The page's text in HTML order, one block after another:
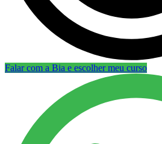
Falar com a Bia e escolher meu curso